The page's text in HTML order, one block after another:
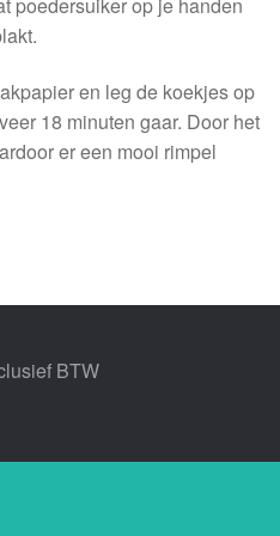
en leg de koekjes op
18 minuten gaar. Door het
er een mooi rimpel
BTW